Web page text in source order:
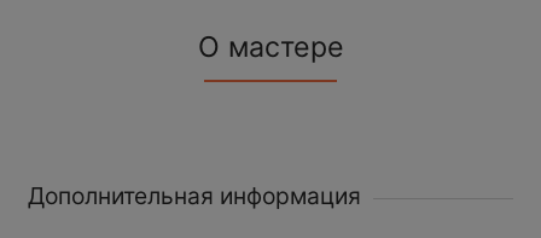
О мастере
Дополнительная информация